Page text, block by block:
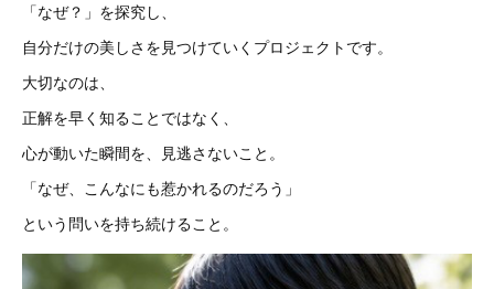
「なぜ？」を探究し、
自分だけの美しさを見つけていくプロジェクトです。
大切なのは、
正解を早く知ることではなく、
心が動いた瞬間を、見逃さないこと。
「なぜ、こんなにも惹かれるのだろう」
という問いを持ち続けること。